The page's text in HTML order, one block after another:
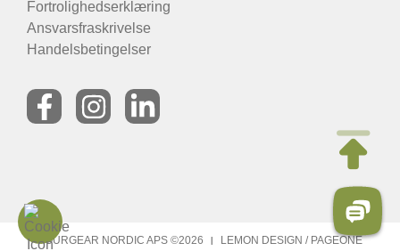
Fortrolighedserklæring
Ansvarsfraskrivelse
Handelsbetingelser
TOURGEAR NORDIC APS ©2026 LEMON DESIGN / PAGEONE